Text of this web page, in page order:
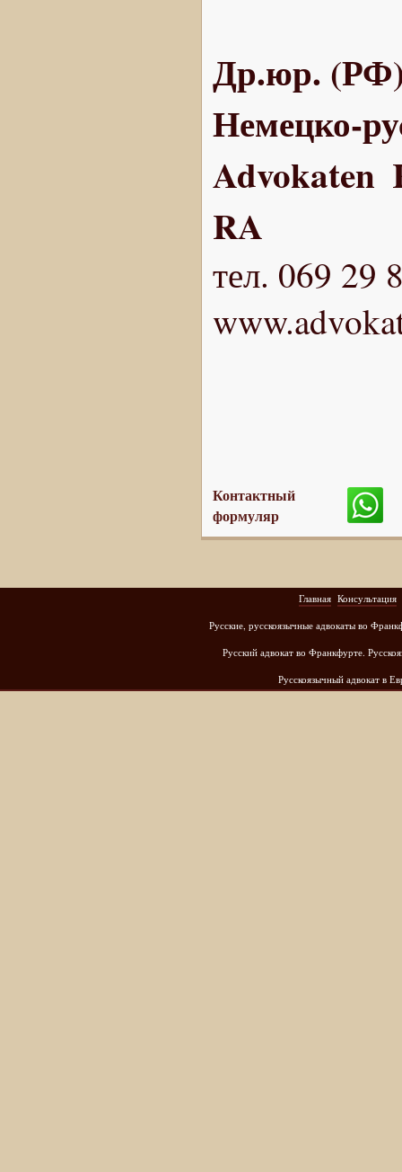
Др.юр.
Немецко-
Advokaten
RA
тел. 069 29
Контактный
формуляр
Главная Консультация
Русские, русскоязычные адвокаты во
Русский адвокат во Франкфурте.
Русскоязычный адвокат в